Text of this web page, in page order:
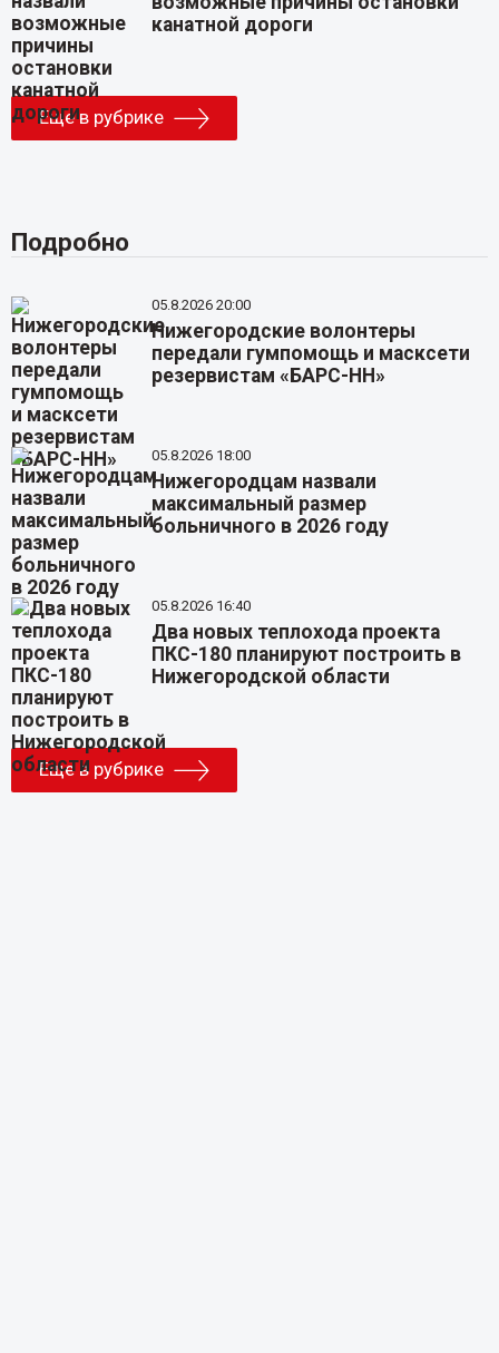
канатной дороги
Еще в рубрике
Подробно
05.8.2026 20:00
Нижегородские волонтеры
передали гумпомощь и масксети
резервистам «БАРС-НН»
05.8.2026 18:00
Нижегородцам назвали
максимальный размер
больничного в 2026 году
05.8.2026 16:40
Два новых теплохода проекта
ПКС-180 планируют построить в
Нижегородской области
Еще в рубрике